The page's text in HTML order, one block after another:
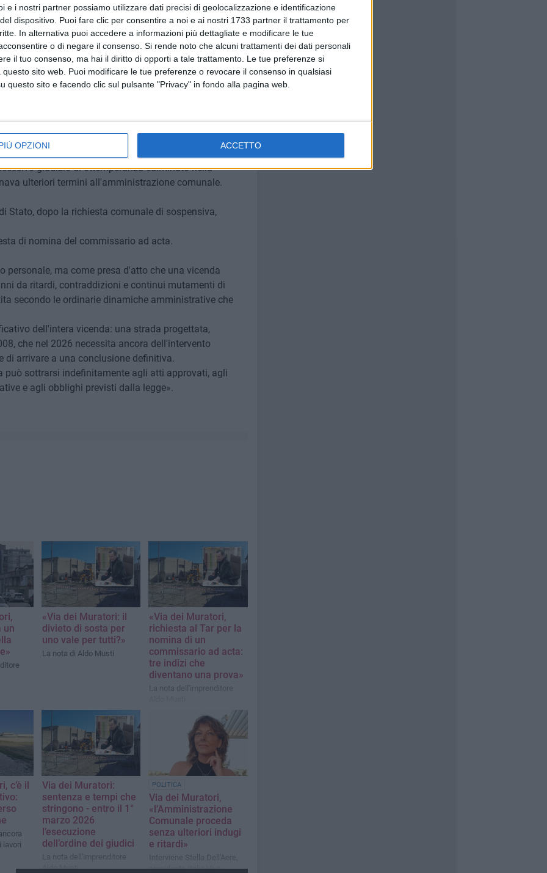
e i nostri partner possiamo utilizzare dati precisi di geolocalizzazione e identificazione
dispositivo. Puoi fare clic per consentire a noi e ai nostri 1733 partner il trattamento per
In alternativa puoi accedere a informazioni più dettagliate e modificare le tue
o di negare il consenso. Si rende noto che alcuni trattamenti dei dati personali
il tuo consenso, ma hai il diritto di opporti a tale trattamento. Le tue preferenze si
sito web. Puoi modificare le tue preferenze o revocare il consenso in qualsiasi
questo sito e facendo clic sul pulsante "Privacy" in fondo alla pagina web.
OPZIONI ACCETTO
ulteriori ricorsi amministrativi contro la strada.
progetti, affidati nuovi incarichi tecnici e avviati ulteriori
al completamento definitivo dell'opera prevista
nel 2023 subirà rallentamenti e sospensioni legati
edilizie mai definitivamente risolte nel corso degli anni.
al Comune la progettazione definitiva del
giudizio di ottemperanza culminato nella
ulteriori termini all'amministrazione comunale.
Stato, dopo la richiesta comunale di sospensiva,
di nomina del commissario ad acta.
personale, ma come presa d'atto che una vicenda
da ritardi, contraddizioni e continui mutamenti di
secondo le ordinarie dinamiche amministrative che
dell'intera vicenda: una strada progettata,
che nel 2026 necessita ancora dell'intervento
arrivare a una conclusione definitiva.
può sottrarsi indefinitamente agli atti approvati, agli
e agli obblighi previsti dalla legge».
un
«Via dei Muratori: il
divieto di sosta per
uno vale per tutti?»
La nota di Aldo Musti
«Via dei Muratori,
richiesta al Tar per la
nomina di un
commissario ad acta:
tre indizi che
diventano una prova»
La nota dell'imprenditore
c’è il
lavori
Via dei Muratori:
sentenza e tempi che
stringono - entro il 1°
marzo 2026
l’esecuzione
dell’ordine dei giudici
La nota dell'imprenditore
Aldo Musti
POLITICA
Via dei Muratori,
«l’Amministrazione
Comunale proceda
senza ulteriori indugi
e ritardi»
Interviene Stella Dell'Aere,
presidente Italia Viva